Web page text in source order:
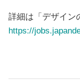
詳細は「デザイン
https://